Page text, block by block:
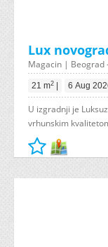
Lux
Magacin | Beograd
21 m2 6 Aug
U izgradnji je
vrhunskim